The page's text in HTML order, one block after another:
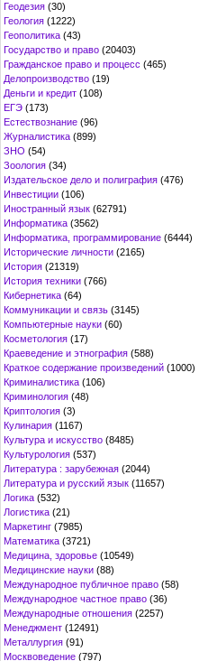
Геодезия (30)
Геология (1222)
Геополитика (43)
Государство и право (20403)
Гражданское право и процесс (465)
Делопроизводство (19)
Деньги и кредит (108)
ЕГЭ (173)
Естествознание (96)
Журналистика (899)
ЗНО (54)
Зоология (34)
Издательское дело и полиграфия (476)
Инвестиции (106)
Иностранный язык (62791)
Информатика (3562)
Информатика, программирование (6444)
Исторические личности (2165)
История (21319)
История техники (766)
Кибернетика (64)
Коммуникации и связь (3145)
Компьютерные науки (60)
Косметология (17)
Краеведение и этнография (588)
Краткое содержание произведений (1000)
Криминалистика (106)
Криминология (48)
Криптология (3)
Кулинария (1167)
Культура и искусство (8485)
Культурология (537)
Литература : зарубежная (2044)
Литература и русский язык (11657)
Логика (532)
Логистика (21)
Маркетинг (7985)
Математика (3721)
Медицина, здоровье (10549)
Медицинские науки (88)
Международное публичное право (58)
Международное частное право (36)
Международные отношения (2257)
Менеджмент (12491)
Металлургия (91)
Москвоведение (797)